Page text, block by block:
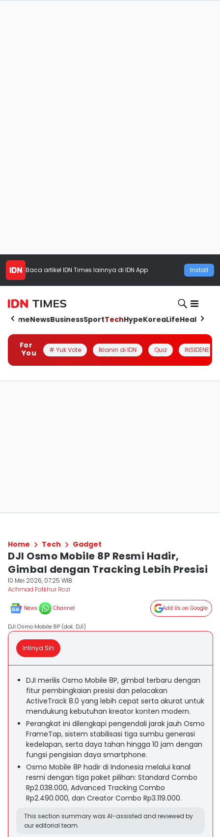
Baca artikel IDN Times lainnya di IDN App Install
HomeNewsBusinessSportTechHypeKoreaLifeHealth
For
You
# Yuk Vote Iklanin di IDN Quiz INSIDENESIA
Home Tech Gadget
DJI Osmo Mobile 8P Resmi Hadir,
Gimbal dengan Tracking Lebih Presisi
10 Mei 2026, 07:25 WIB
Achmad Fatkhur Rozi
News Channel Add Us on Google
DJI Osmo Mobile 8P (dok. DJI)
Intinya Sih
DJI merilis Osmo Mobile 8P, gimbal terbaru dengan
fitur pembingkaian presisi dan pelacakan
ActiveTrack 8.0 yang lebih cepat serta akurat untuk
mendukung kebutuhan kreator konten modern.
Perangkat ini dilengkapi pengendali jarak jauh Osmo
FrameTap, sistem stabilisasi tiga sumbu generasi
kedelapan, serta daya tahan hingga 10 jam dengan
fungsi pengisian daya smartphone.
Osmo Mobile 8P hadir di Indonesia melalui kanal
resmi dengan tiga paket pilihan: Standard Combo
Rp2.038.000, Advanced Tracking Combo
Rp2.490.000, dan Creator Combo Rp3.119.000.
This section summary was AI-assisted and reviewed by
our editorial team.